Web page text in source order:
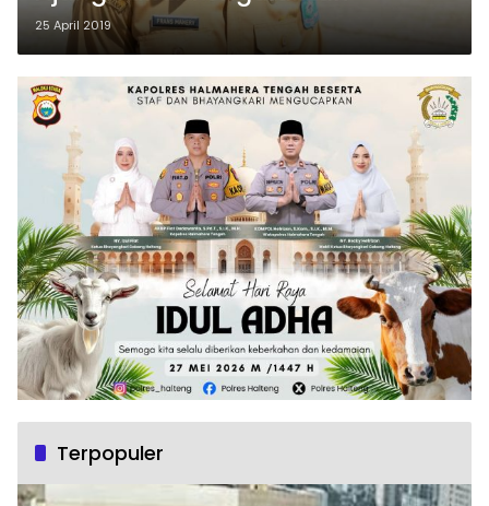
25 April 2019
Terpopuler